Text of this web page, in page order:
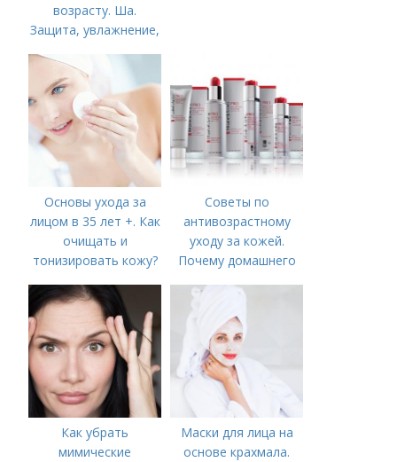
возрасту. Ша.
Защита, увлажнение,
Основы ухода за
лицом в 35 лет +. Как
очищать и
тонизировать кожу?
Советы по
антивозрастному
уходу за кожей.
Почему домашнего
Как убрать
мимические
Маски для лица на
основе крахмала.